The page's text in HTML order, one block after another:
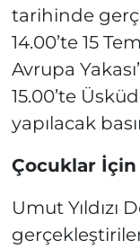
tarihinde
14.00’te 15
Avrupa
15.00’te
yapılacak
Çocuklar İçin
Umut Yıldızı